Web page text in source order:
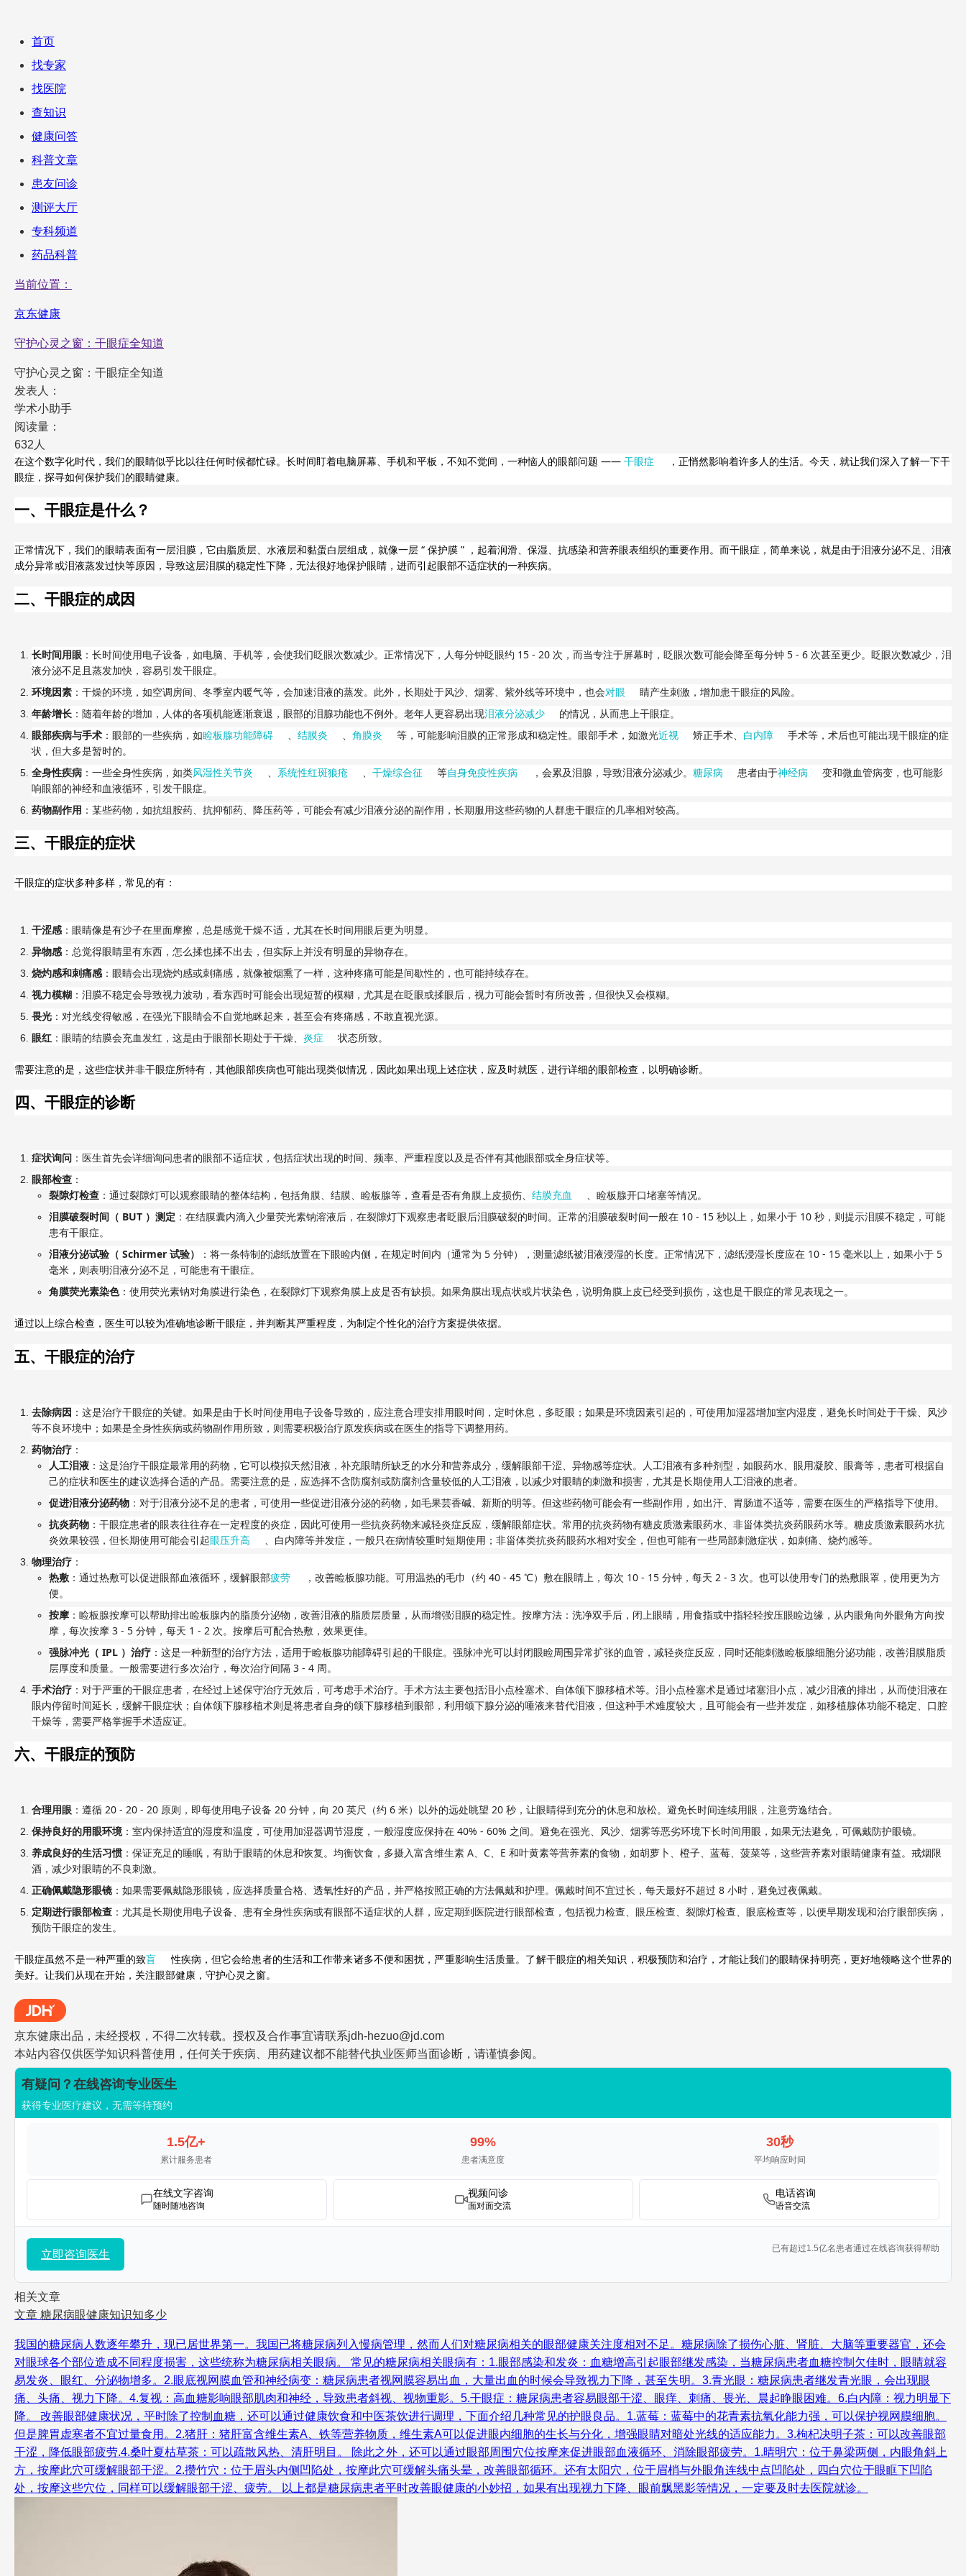
首页
找专家
找医院
查知识
健康问答
科普文章
患友问诊
测评大厅
专科频道
药品科普
当前位置：
京东健康
守护心灵之窗：干眼症全知道
守护心灵之窗：干眼症全知道
发表人：
学术小助手
阅读量：
632人
在这个数字化时代，我们的眼睛似乎比以往任何时候都忙碌。长时间盯着电脑屏幕、手机和平板，不知不觉间，一种恼人的眼部问题 —— 干眼症
，正悄然影响着许多人的生活。今天，就让我们深入了解一下干
眼症，探寻如何保护我们的眼睛健康。
一、干眼症是什么？
正常情况下，我们的眼睛表面有一层泪膜，它由脂质层、水液层和黏蛋白层组成，就像一层 “ 保护膜 ”
，起着润滑、保湿、抗感染和营养眼表组织的重要作用。而干眼症，简单来说，就是由于泪液分泌不足、泪液
成分异常或泪液蒸发过快等原因，导致这层泪膜的稳定性下降，无法很好地保护眼睛，进而引起眼部不适症状的一种疾病。
二、干眼症的成因
长时间用眼 ：长时间使用电子设备，如电脑、手机等，会使我们眨眼次数减少。正常情况下，人每分钟眨眼约 15 - 20 次，而当专注于屏幕时，眨眼次数可能会降至每分钟 5 - 6 次甚至更少。眨眼次数减少，泪
液分泌不足且蒸发加快，容易引发干眼症。
环境因素 ：干燥的环境，如空调房间、冬季室内暖气等，会加速泪液的蒸发。此外，长期处于风沙、烟雾、紫外线等环境中，也会对眼
睛产生刺激，增加患干眼症的风险。
年龄增长 ：随着年龄的增加，人体的各项机能逐渐衰退，眼部的泪腺功能也不例外。老年人更容易出现泪液分泌减少
的情况，从而患上干眼症。
眼部疾病与手术 ：眼部的一些疾病，如睑板腺功能障碍 结膜炎 角膜炎 等，可能影响泪膜的正常形成和稳定性。眼部手术，如激光近视 矫正手术、 白内障
手术等，术后也可能出现干眼症的症
状，但大多是暂时的。
全身性疾病 ：一些全身性疾病，如类风湿性关节炎 系统性红斑狼疮 干燥综合征 等自身免疫性疾病 ，会累及泪腺，导致泪液分泌减少。 糖尿病 患者由于神经病
变和微血管病变，也可能影
响眼部的神经和血液循环，引发干眼症。
药物副作用 ：某些药物，如抗组胺药、抗抑郁药、降压药等，可能会有减少泪液分泌的副作用，长期服用这些药物的人群患干眼症的几率相对较高。
三、干眼症的症状
干眼症的症状多种多样，常见的有：
干涩感 ：眼睛像是有沙子在里面摩擦，总是感觉干燥不适，尤其在长时间用眼后更为明显。
异物感 ：总觉得眼睛里有东西，怎么揉也揉不出去，但实际上并没有明显的异物存在。
烧灼感和刺痛感 ：眼睛会出现烧灼感或刺痛感，就像被烟熏了一样，这种疼痛可能是间歇性的，也可能持续存在。
视力模糊 ：泪膜不稳定会导致视力波动，看东西时可能会出现短暂的模糊，尤其是在眨眼或揉眼后，视力可能会暂时有所改善，但很快又会模糊。
畏光 ：对光线变得敏感，在强光下眼睛会不自觉地眯起来，甚至会有疼痛感，不敢直视光源。
眼红 ：眼睛的结膜会充血发红，这是由于眼部长期处于干燥、 炎症 状态所致。
需要注意的是，这些症状并非干眼症所特有，其他眼部疾病也可能出现类似情况，因此如果出现上述症状，应及时就医，进行详细的眼部检查，以明确诊断。
四、干眼症的诊断
症状询问 ：医生首先会详细询问患者的眼部不适症状，包括症状出现的时间、频率、严重程度以及是否伴有其他眼部或全身症状等。
眼部检查 ：
裂隙灯检查 ：通过裂隙灯可以观察眼睛的整体结构，包括角膜、结膜、睑板腺等，查看是否有角膜上皮损伤、 结膜充血
、睑板腺开口堵塞等情况。
泪膜破裂时间（ BUT ）测定 ：在结膜囊内滴入少量荧光素钠溶液后，在裂隙灯下观察患者眨眼后泪膜破裂的时间。正常的泪膜破裂时间一般在 10 - 15 秒以上，如果小于 10 秒，则提示泪膜不稳定，可能
患有干眼症。
泪液分泌试验（ Schirmer 试验） ：将一条特制的滤纸放置在下眼睑内侧，在规定时间内（通常为 5 分钟），测量滤纸被泪液浸湿的长度。正常情况下，滤纸浸湿长度应在 10 - 15 毫米以上，如果小于 5
毫米，则表明泪液分泌不足，可能患有干眼症。
角膜荧光素染色：使用荧光素钠对角膜进行染色，在裂隙灯下观察角膜上皮是否有缺损。如果角膜出现点状或片状染色，说明角膜上皮已经受到损伤，这也是干眼症的常见表现之一。
通过以上综合检查，医生可以较为准确地诊断干眼症，并判断其严重程度，为制定个性化的治疗方案提供依据。
五、干眼症的治疗
去除病因 ：这是治疗干眼症的关键。如果是由于长时间使用电子设备导致的，应注意合理安排用眼时间，定时休息，多眨眼；如果是环境因素引起的，可使用加湿器增加室内湿度，避免长时间处于干燥、风沙
等不良环境中；如果是全身性疾病或药物副作用所致，则需要积极治疗原发疾病或在医生的指导下调整用药。
药物治疗 ：
人工泪液 ：这是治疗干眼症最常用的药物，它可以模拟天然泪液，补充眼睛所缺乏的水分和营养成分，缓解眼部干涩、异物感等症状。人工泪液有多种剂型，如眼药水、眼用凝胶、眼膏等，患者可根据自
己的症状和医生的建议选择合适的产品。需要注意的是，应选择不含防腐剂或防腐剂含量较低的人工泪液，以减少对眼睛的刺激和损害，尤其是长期使用人工泪液的患者。
促进泪液分泌药物 ：对于泪液分泌不足的患者，可使用一些促进泪液分泌的药物，如毛果芸香碱、新斯的明等。但这些药物可能会有一些副作用，如出汗、胃肠道不适等，需要在医生的严格指导下使用。
抗炎药物 ：干眼症患者的眼表往往存在一定程度的炎症，因此可使用一些抗炎药物来减轻炎症反应，缓解眼部症状。常用的抗炎药物有糖皮质激素眼药水、非甾体类抗炎药眼药水等。糖皮质激素眼药水抗
炎效果较强，但长期使用可能会引起眼压升高
、白内障等并发症，一般只在病情较重时短期使用；非甾体类抗炎药眼药水相对安全，但也可能有一些局部刺激症状，如刺痛、烧灼感等。
物理治疗 ：
热敷 ：通过热敷可以促进眼部血液循环，缓解眼部疲劳 ，改善睑板腺功能。可用温热的毛巾（约 40 - 45 ℃）敷在眼睛上，每次 10 - 15 分钟，每天 2 - 3 次。也可以使用专门的热敷眼罩，使用更为方
便。
按摩 ：睑板腺按摩可以帮助排出睑板腺内的脂质分泌物，改善泪液的脂质层质量，从而增强泪膜的稳定性。按摩方法：洗净双手后，闭上眼睛，用食指或中指轻轻按压眼睑边缘，从内眼角向外眼角方向按
摩，每次按摩 3 - 5 分钟，每天 1 - 2 次。按摩后可配合热敷，效果更佳。
强脉冲光（ IPL ）治疗 ：这是一种新型的治疗方法，适用于睑板腺功能障碍引起的干眼症。强脉冲光可以封闭眼睑周围异常扩张的血管，减轻炎症反应，同时还能刺激睑板腺细胞分泌功能，改善泪膜脂质
层厚度和质量。一般需要进行多次治疗，每次治疗间隔 3 - 4 周。
手术治疗 ：对于严重的干眼症患者，在经过上述保守治疗无效后，可考虑手术治疗。手术方法主要包括泪小点栓塞术、自体颌下腺移植术等。泪小点栓塞术是通过堵塞泪小点，减少泪液的排出，从而使泪液在
眼内停留时间延长，缓解干眼症状；自体颌下腺移植术则是将患者自身的颌下腺移植到眼部，利用颌下腺分泌的唾液来替代泪液，但这种手术难度较大，且可能会有一些并发症，如移植腺体功能不稳定、口腔
干燥等，需要严格掌握手术适应证。
六、干眼症的预防
合理用眼 ：遵循 20 - 20 - 20 原则，即每使用电子设备 20 分钟，向 20 英尺（约 6 米）以外的远处眺望 20 秒，让眼睛得到充分的休息和放松。避免长时间连续用眼，注意劳逸结合。
保持良好的用眼环境：室内保持适宜的湿度和温度，可使用加湿器调节湿度，一般湿度应保持在 40% - 60% 之间。避免在强光、风沙、烟雾等恶劣环境下长时间用眼，如果无法避免，可佩戴防护眼镜。
养成良好的生活习惯 ：保证充足的睡眠，有助于眼睛的休息和恢复。均衡饮食，多摄入富含维生素 A C E 和叶黄素等营养素的食物，如胡萝卜、橙子、蓝莓、菠菜等，这些营养素对眼睛健康有益。戒烟限
酒，减少对眼睛的不良刺激。
正确佩戴隐形眼镜 ：如果需要佩戴隐形眼镜，应选择质量合格、透氧性好的产品，并严格按照正确的方法佩戴和护理。佩戴时间不宜过长，每天最好不超过 8 小时，避免过夜佩戴。
定期进行眼部检查 ：尤其是长期使用电子设备、患有全身性疾病或有眼部不适症状的人群，应定期到医院进行眼部检查，包括视力检查、眼压检查、裂隙灯检查、眼底检查等，以便早期发现和治疗眼部疾病，
预防干眼症的发生。
干眼症虽然不是一种严重的致盲
性疾病，但它会给患者的生活和工作带来诸多不便和困扰，严重影响生活质量。了解干眼症的相关知识，积极预防和治疗，才能让我们的眼睛保持明亮，更好地领略这个世界的
美好。让我们从现在开始，关注眼部健康，守护心灵之窗。
京东健康出品，未经授权，不得二次转载。授权及合作事宜请联系jdh-hezuo@jd.com
本站内容仅供医学知识科普使用，任何关于疾病、用药建议都不能替代执业医师当面诊断，请谨慎参阅。
有疑问？在线咨询专业医生
获得专业医疗建议，无需等待预约
1.5亿+
累计服务患者
99%
患者满意度
30秒
平均响应时间
在线文字咨询
随时随地咨询
视频问诊
面对面交流
电话咨询
语音交流
立即咨询医生 已有超过1.5亿名患者通过在线咨询获得帮助
相关文章
文章 糖尿病眼健康知识知多少
我国的糖尿病人数逐年攀升，现已居世界第一。我国已将糖尿病列入慢病管理，然而人们对糖尿病相关的眼部健康关注度相对不足。糖尿病除了损伤心脏、肾脏、大脑等重要器官，还会
对眼球各个部位造成不同程度损害，这些统称为糖尿病相关眼病。 常见的糖尿病相关眼病有：1.眼部感染和发炎：血糖增高引起眼部继发感染，当糖尿病患者血糖控制欠佳时，眼睛就容
易发炎、眼红、分泌物增多。2.眼底视网膜血管和神经病变：糖尿病患者视网膜容易出血，大量出血的时候会导致视力下降，甚至失明。3.青光眼：糖尿病患者继发青光眼，会出现眼
痛、头痛、视力下降。4.复视：高血糖影响眼部肌肉和神经，导致患者斜视、视物重影。5.干眼症：糖尿病患者容易眼部干涩、眼痒、刺痛、畏光、晨起睁眼困难。6.白内障：视力明显下
降。 改善眼部健康状况，平时除了控制血糖，还可以通过健康饮食和中医茶饮进行调理，下面介绍几种常见的护眼良品。1.蓝莓：蓝莓中的花青素抗氧化能力强，可以保护视网膜细胞。
但是脾胃虚寒者不宜过量食用。2.猪肝：猪肝富含维生素A、铁等营养物质，维生素A可以促进眼内细胞的生长与分化，增强眼睛对暗处光线的适应能力。3.枸杞决明子茶：可以改善眼部
干涩，降低眼部疲劳.4.桑叶夏枯草茶：可以疏散风热、清肝明目。 除此之外，还可以通过眼部周围穴位按摩来促进眼部血液循环、消除眼部疲劳。1.晴明穴：位于鼻梁两侧，内眼角斜上
方，按摩此穴可缓解眼部干涩。2.攒竹穴：位于眉头内侧凹陷处，按摩此穴可缓解头痛头晕，改善眼部循环。还有太阳穴，位于眉梢与外眼角连线中点凹陷处，四白穴位于眼眶下凹陷
处，按摩这些穴位，同样可以缓解眼部干涩、疲劳。 以上都是糖尿病患者平时改善眼健康的小妙招，如果有出现视力下降、眼前飘黑影等情况，一定要及时去医院就诊。